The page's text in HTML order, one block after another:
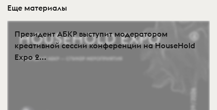
Еще материалы
Президент АБКР выступит модератором
креативной сессии конференции на HouseHold
Expo 2...